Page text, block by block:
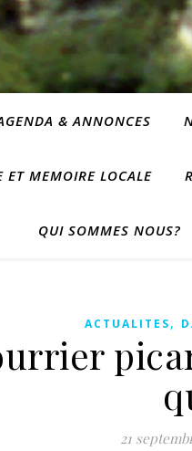
& ANNONCES
ET MEMOIRE LOCALE
QUI SOMMES NOUS?
ACTUALITES,
21